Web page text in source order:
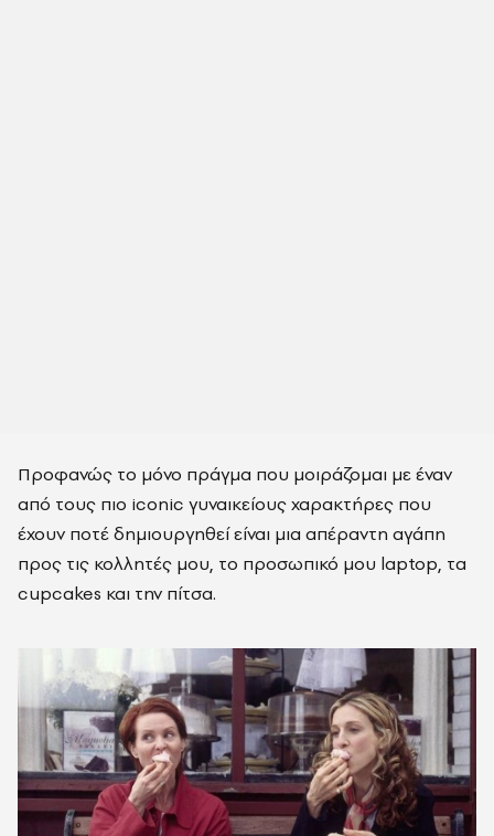
Προφανώς το μόνο πράγμα που μοιράζομαι με έναν
από τους πιο iconic γυναικείους χαρακτήρες που
έχουν ποτέ δημιουργηθεί είναι μια απέραντη αγάπη
προς τις κολλητές μου, το προσωπικό μου laptop, τα
cupcakes και την πίτσα.